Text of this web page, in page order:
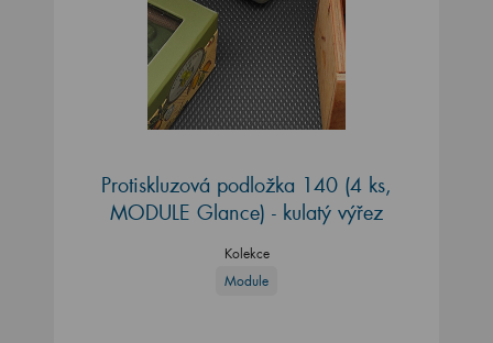
Protiskluzová podložka 140 (4 ks,
MODULE Glance) - kulatý výřez
Kolekce
Module